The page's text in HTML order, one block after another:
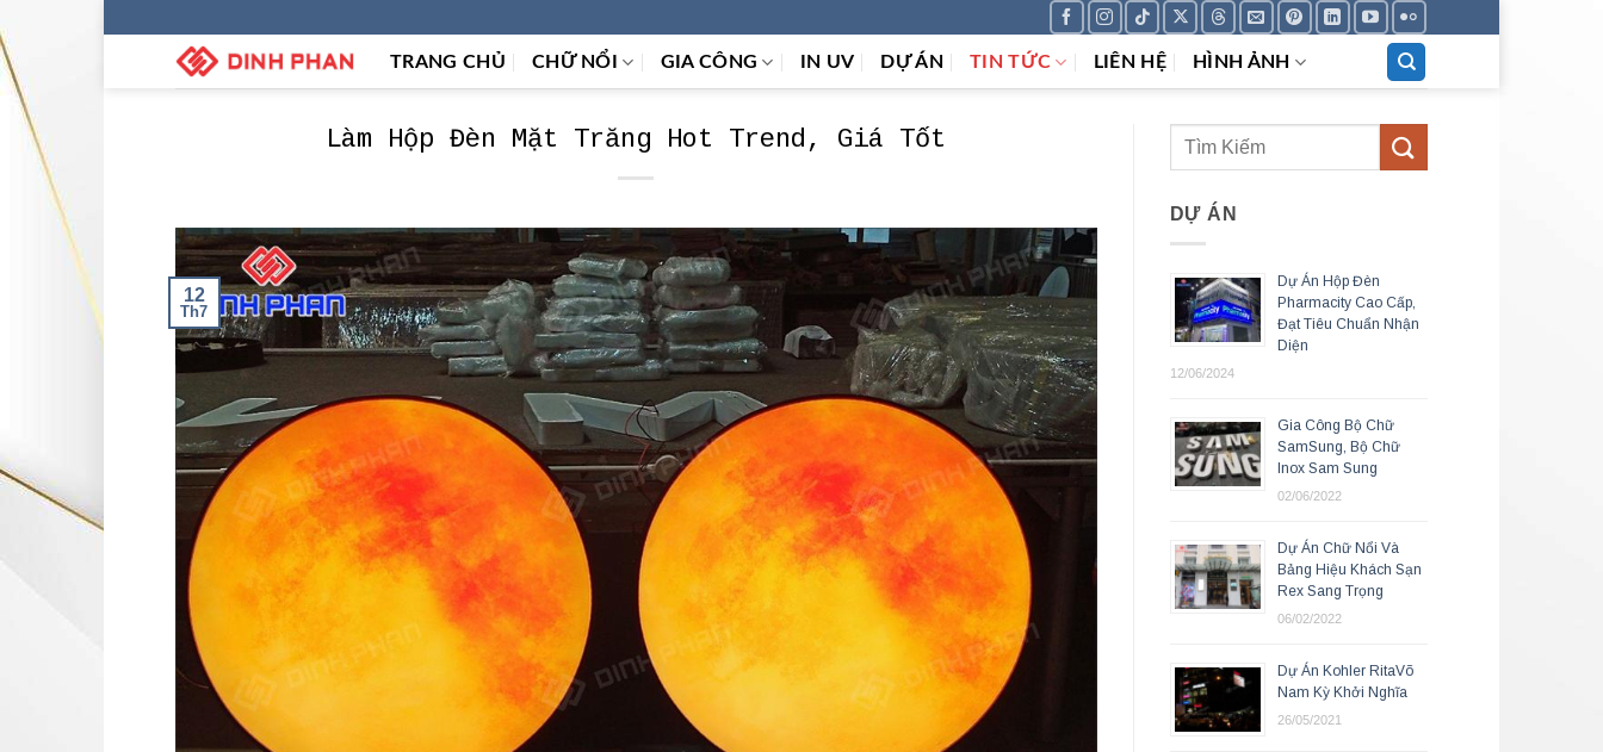
TRANG CHỦ CHỮ NỔI GIA CÔNG IN UV DỰ ÁN TIN TỨC LIÊN HỆ HÌNH ẢNH
Làm Hộp Đèn Mặt Trăng Hot Trend, Giá Tốt
12
Th7
DỰ ÁN
Dự Án Hộp Đèn
Pharmacity Cao Cấp,
Đạt Tiêu Chuẩn Nhận
Diện
12/06/2024
Gia Công Bộ Chữ
SamSung, Bộ Chữ
Inox Sam Sung
02/06/2022
Dự Án Chữ Nổi Và
Bảng Hiệu Khách Sạn
Rex Sang Trọng
06/02/2022
Dự Án Kohler RitaVõ
Nam Kỳ Khởi Nghĩa
26/05/2021